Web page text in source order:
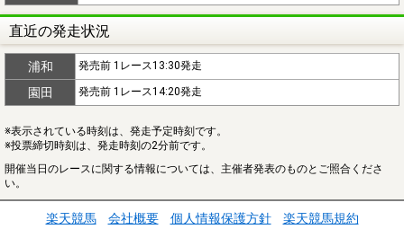
直近の発走状況
浦和 発売前 1レース13:30発走
園田 発売前 1レース14:20発走
※表示されている時刻は、発走予定時刻です。
※投票締切時刻は、発走時刻の2分前です。
開催当日のレースに関する情報については、主催者発表のものとご照合くださ
い。
楽天競馬 会社概要 個人情報保護方針
楽天競馬規約